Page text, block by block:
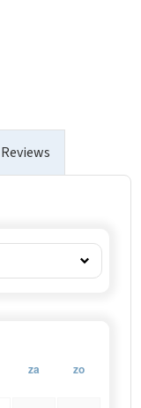
Reviews
za zo